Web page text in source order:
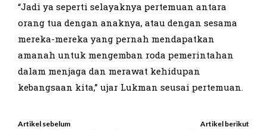
“Jadi ya seperti selayaknya pertemuan antara
orang tua dengan anaknya, atau dengan sesama
mereka-mereka yang pernah mendapatkan
amanah untuk mengemban roda pemerintahan
dalam menjaga dan merawat kehidupan
kebangsaan kita,” ujar Lukman seusai pertemuan.
Artikel sebelum Artikel berikut